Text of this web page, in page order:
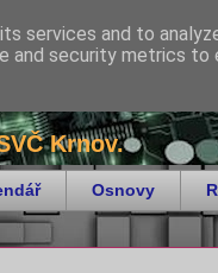
Krnov.
Osnovy
services and to
and security metrics